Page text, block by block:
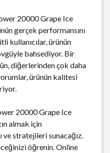
20000 Grape Ice
gerçek performansını
kullanıcılar, ürünün
bahsediyor. Bir
diğerlerinden çok daha
ürünün kalitesi
20000 Grape Ice
almak için
ve stratejileri sunacağız.
öğrenin. Online